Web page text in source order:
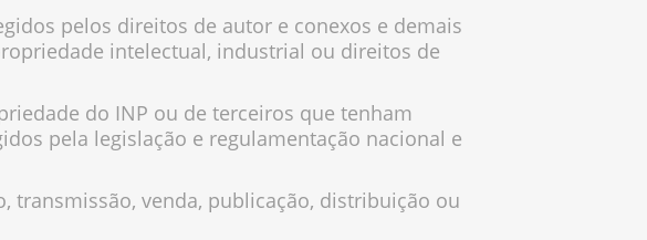
pelos direitos de autor e conexos e demais
intelectual, industrial ou direitos de
do INP ou de terceiros que tenham
pela legislação e regulamentação nacional e
transmissão, venda, publicação, distribuição ou